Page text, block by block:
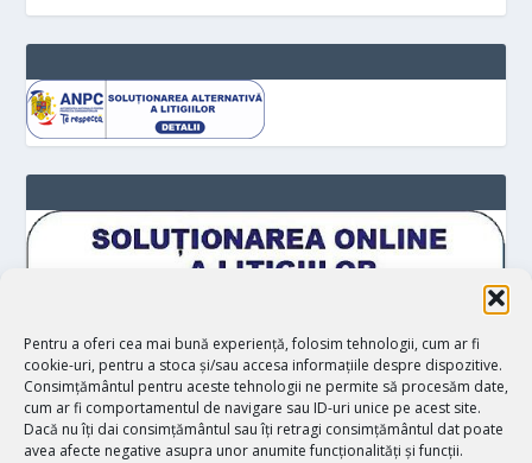
Pentru a oferi cea mai bună experiență, folosim tehnologii, cum ar fi
cookie-uri, pentru a stoca și/sau accesa informațiile despre dispozitive.
Consimțământul pentru aceste tehnologii ne permite să procesăm date,
cum ar fi comportamentul de navigare sau ID-uri unice pe acest site.
Dacă nu îți dai consimțământul sau îți retragi consimțământul dat poate
avea afecte negative asupra unor anumite funcționalități și funcții.